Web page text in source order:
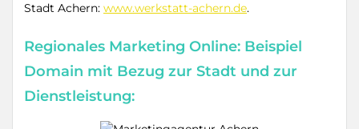
Stadt Achern: www.werkstatt-achern.de.
Regionales Marketing Online: Beispiel
Domain mit Bezug zur Stadt und zur
Dienstleistung: